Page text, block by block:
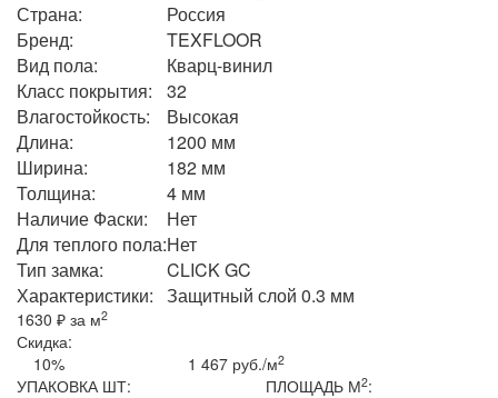
Страна:
Россия
Бренд:
TEXFLOOR
Вид пола:
Кварц-винил
Класс покрытия:
32
Влагостойкость:
Высокая
Длина:
1200 мм
Ширина:
182 мм
Толщина:
4 мм
Наличие Фаски:
Нет
Для теплого пола:Нет
Тип замка:
CLICK GC
Характеристики: Защитный слой 0.3 мм
1630 ₽ за м2
Скидка:
10%
1 467 руб./м2
УПАКОВКА ШТ: ПЛОЩАДЬ М2: